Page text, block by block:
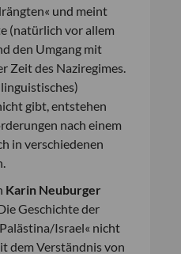
und meint
(natürlich vor allem
den Umgang mit
Zeit des Naziregimes.
gibt, entstehen
nach einem
in verschiedenen
Karin Neuburger
Geschichte der
Israel« nicht
dem Verständnis von